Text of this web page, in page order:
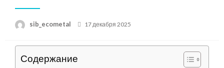
sib_ecometal
Posted
17 декабря 2025
Содержание